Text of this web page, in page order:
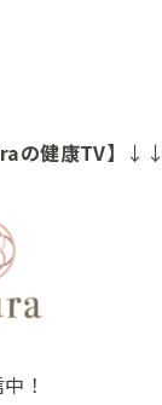
健康TV】
！